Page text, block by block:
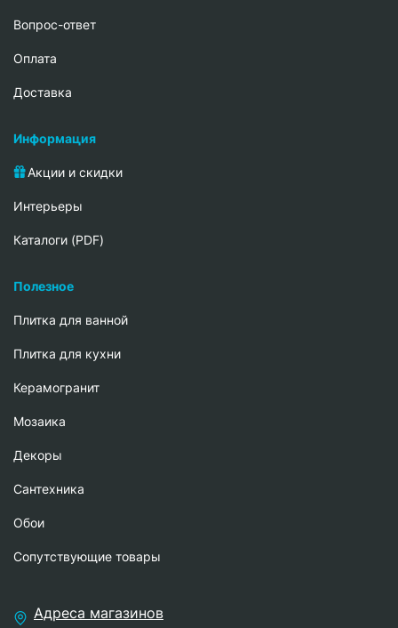
Вопрос-ответ
Oплата
Доставка
Информация
Акции и скидки
Интерьеры
Каталоги (PDF)
Полезное
Плитка для ванной
Плитка для кухни
Керамогранит
Мозаика
Декоры
Сантехника
Обои
Сопутствующие товары
Адреса магазинов